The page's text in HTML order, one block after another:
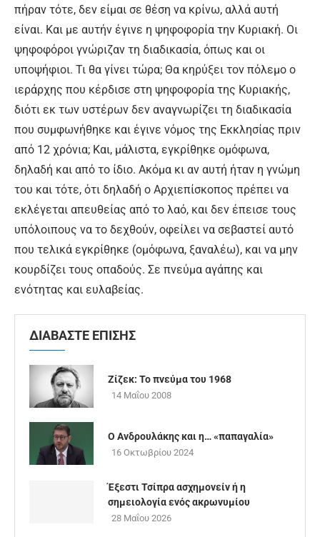
πήραν τότε, δεν είμαι σε θέση να κρίνω, αλλά αυτή
είναι. Και με αυτήν έγινε η ψηφοφορία την Κυριακή. Οι
ψηφοφόροι γνώριζαν τη διαδικασία, όπως και οι
υποψήφιοι. Τι θα γίνει τώρα; Θα κηρύξει τον πόλεμο ο
ιεράρχης που κέρδισε στη ψηφοφορία της Κυριακής,
διότι εκ των υστέρων δεν αναγνωρίζει τη διαδικασία
που συμφωνήθηκε και έγινε νόμος της Εκκλησίας πριν
από 12 χρόνια; Και, μάλιστα, εγκρίθηκε ομόφωνα,
δηλαδή και από το ίδιο. Ακόμα κι αν αυτή ήταν η γνώμη
του και τότε, ότι δηλαδή ο Αρχιεπίσκοπος πρέπει να
εκλέγεται απευθείας από το λαό, και δεν έπεισε τους
υπόλοιπους να το δεχθούν, οφείλει να σεβαστεί αυτό
που τελικά εγκρίθηκε (ομόφωνα, ξαναλέω), και να μην
κουρδίζει τους οπαδούς. Σε πνεύμα αγάπης και
ενότητας και ευλαβείας.
ΔΙΑΒΑΣΤΕ ΕΠΙΣΗΣ
Ζίζεκ: Το πνεύμα του 1968
14 Μαΐου 2008
Ο Ανδρουλάκης και η… «παπαγαλία»
16 Οκτωβρίου 2024
Έξεστι Τσίπρα ασχημονείν ή η
σημειολογία ενός ακρωνυμίου
28 Μαΐου 2026